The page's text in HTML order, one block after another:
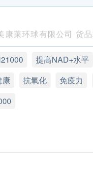
康莱环球有限公司 货
环球有限公司 提供。
保留最终决议权。
提高NAD+水平
康 抗氧化 免疫力